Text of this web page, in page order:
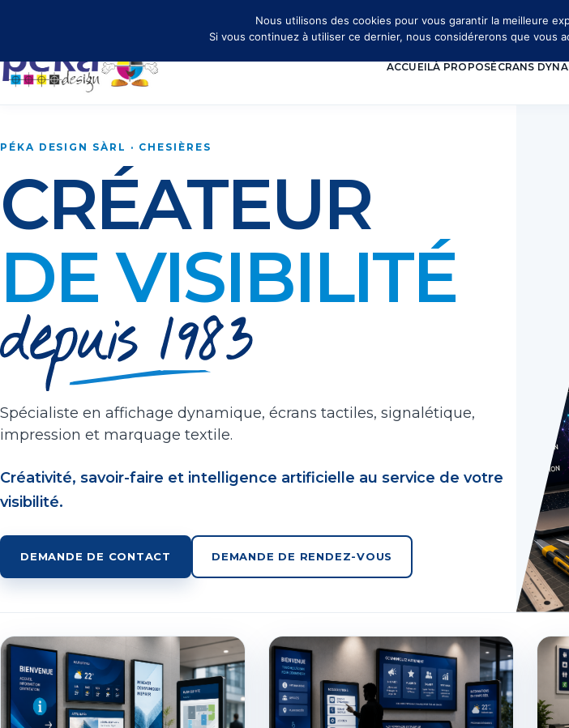
ACCUEILÀ PROPOSÉCRANS
PÉKA DESIGN SÀRL · CHESIÈRES
CRÉATEUR
DE VISIBILITÉ
Spécialiste en affichage dynamique, écrans tactiles, signalétique,
impression et marquage textile.
Créativité, savoir-faire et intelligence artificielle au service de votre
visibilité.
DEMANDE DE CONTACT DEMANDE DE RENDEZ-VOUS
Nous utilisons des cookies pour vous garantir la meilleure
Si vous continuez à utiliser ce dernier, nous considérerons que vous